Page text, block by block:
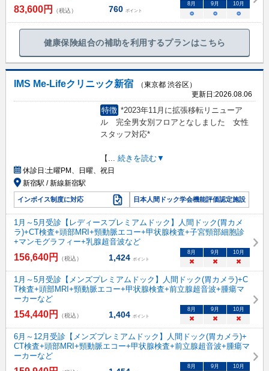
83,600円 （税込） 760 ポイント
8月 9月 10月
○ ○ ○
健康保険組合の補助を利用するプランはこちら
IMS Me-Lifeクリニック新宿
（東京都 渋谷区）
更新日:2026.08.06
特徴 *2023年11月に拡張移転リニューア
ル 完全男女別フロアとなしました 女性
スタッフ対応*
【 続きを読む▼
休診日:土曜PM、日曜、祝日
新宿駅 / 新線新宿駅
インボイス制度に対応 日本人間ドック学会機能評価認定施設
1月～5月受診【レディースプレミアムドック】人間ドック(胃カメ
ラ)+CT検査+頭部MRI+頸動脈エコー+甲状腺検査+子宮頸部細胞診
+マンモグラフィー+乳腺超音波など
156,640円 （税込） 1,424 ポイント
8 月 9 月 10月
× × ×
1月～5月受診【メンズプレミアムドック】人間ドック(胃カメラ)+C
T検査+頭部MRI+頸動脈エコー+甲状腺検査+前立腺超音波+腫瘍マ
ーカーなど
154,440円 （税込） 1,404 ポイント
8 月 9 月 10月
× × ×
6月～12月受診【メンズプレミアムドック】人間ドック(胃カメラ)+
CT検査+頭部MRI+頸動脈エコー+甲状腺検査+前立腺超音波+腫瘍マ
ーカーなど
8 月 9 月 10月